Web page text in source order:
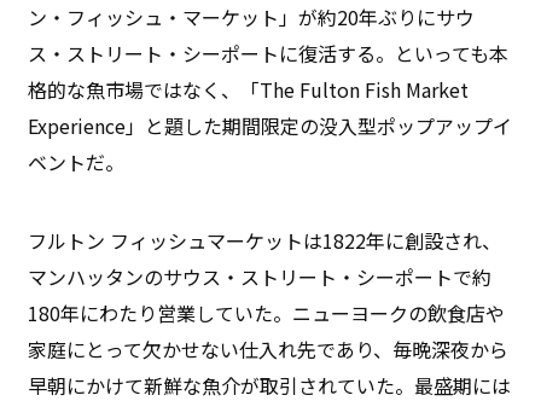
ン・フィッシュ・マーケット」が約20年ぶりにサウ
ス・ストリート・シーポートに復活する。といっても本
格的な魚市場ではなく、「The Fulton Fish Market
Experience」と題した期間限定の没入型ポップアップイ
ベントだ。
フルトン フィッシュマーケットは1822年に創設され、
マンハッタンのサウス・ストリート・シーポートで約
180年にわたり営業していた。ニューヨークの飲食店や
家庭にとって欠かせない仕入れ先であり、毎晩深夜から
早朝にかけて新鮮な魚介が取引されていた。最盛期には